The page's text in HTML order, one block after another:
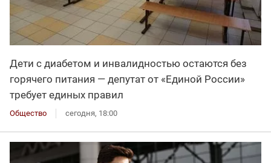
Дети с диабетом и инвалидностью остаются без
горячего питания — депутат от «Единой России»
требует единых правил
Общество сегодня, 18:00